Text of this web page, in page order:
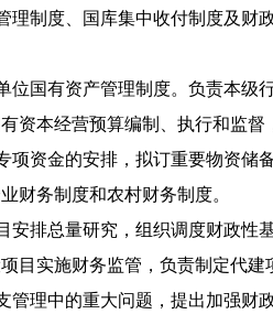
制度、国库集中收付制度及财
国有资产管理制度。负责本级
资本经营预算编制、执行和监
资金的安排，拟订重要物资储备
财务制度和农村财务制度。
排总量研究，组织调度财政性
目实施财务监管，负责制定代建
理中的重大问题，提出加强财政